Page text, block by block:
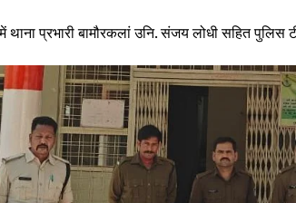
में थाना प्रभारी बामौरकलां उनि. संजय लोधी सहित पुलिस